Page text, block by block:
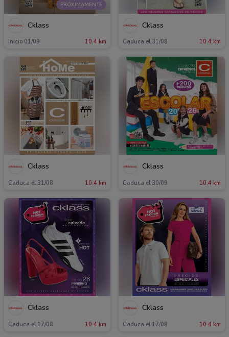
PRÓXIMAMENTE
Cklass
Inicio 01/09 10.4 km
Cklass
Caduca el 31/08 10.4 km
Cklass
Caduca el 31/08 10.4 km
Cklass
Caduca el 30/09 10.4 km
Cklass
Caduca el 17/08 10.4 km
Cklass
Caduca el 17/08 10.4 km